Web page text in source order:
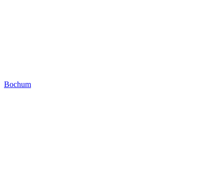
Bochum